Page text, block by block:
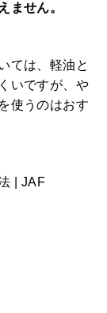
ません。
ては、軽油と
いですが、や
使うのはおす
| JAF